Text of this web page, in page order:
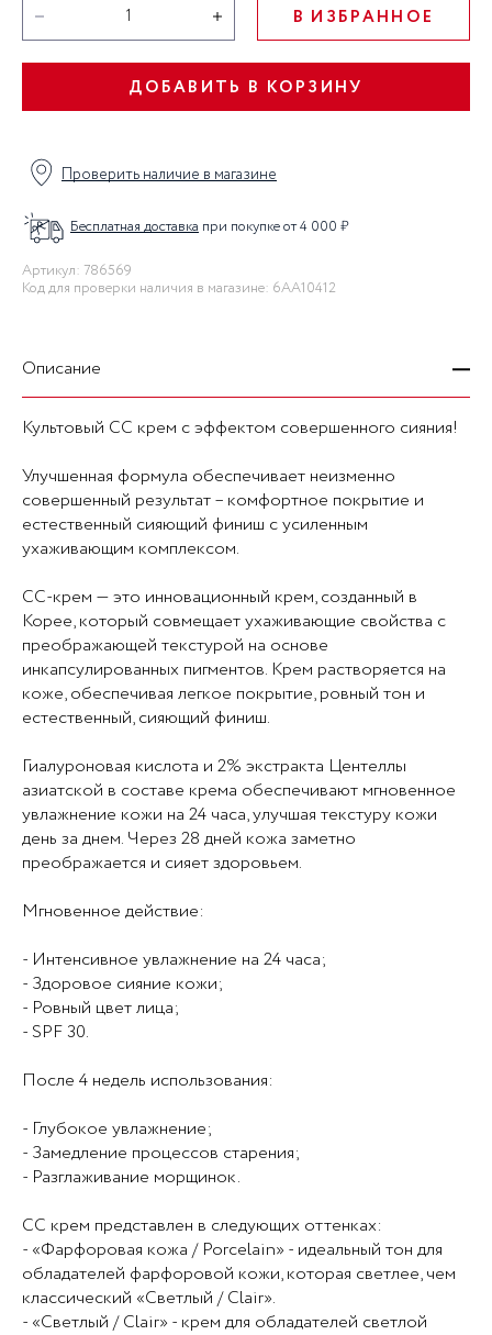
В ИЗБРАННОЕ
ДОБАВИТЬ В КОРЗИНУ
Проверить наличие в магазине
Бесплатная доставка при покупке от 4 000 ₽
Артикул: 786569
Код для проверки наличия в магазине: 6AA10412
Описание
Культовый СС крем с эффектом совершенного сияния!
Улучшенная формула обеспечивает неизменно
совершенный результат – комфортное покрытие и
естественный сияющий финиш с усиленным
ухаживающим комплексом.
CC-крем — это инновационный крем, созданный в
Корее, который совмещает ухаживающие свойства с
преображающей текстурой на основе
инкапсулированных пигментов. Крем растворяется на
коже, обеспечивая легкое покрытие, ровный тон и
естественный, сияющий финиш.
Гиалуроновая кислота и 2% экстракта Центеллы
азиатской в составе крема обеспечивают мгновенное
увлажнение кожи на 24 часа, улучшая текстуру кожи
день за днем. Через 28 дней кожа заметно
преображается и сияет здоровьем.
Мгновенное действие:
- Интенсивное увлажнение на 24 часа;
- Здоровое сияние кожи;
- Ровный цвет лица;
- SPF 30.
После 4 недель использования:
- Глубокое увлажнение;
- Замедление процессов старения;
- Разглаживание морщинок.
СС крем представлен в следующих оттенках:
- «Фарфоровая кожа / Porcelain» - идеальный тон для
обладателей фарфоровой кожи, которая светлее, чем
классический «Светлый / Clair».
- «Светлый / Clair» - крем для обладателей светлой